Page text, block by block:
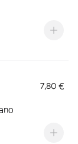
7,80 €